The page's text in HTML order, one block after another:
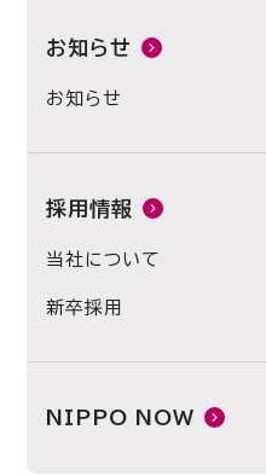
お知らせ
お知らせ
採用情報
当社について
新卒採用
NIPPO NOW